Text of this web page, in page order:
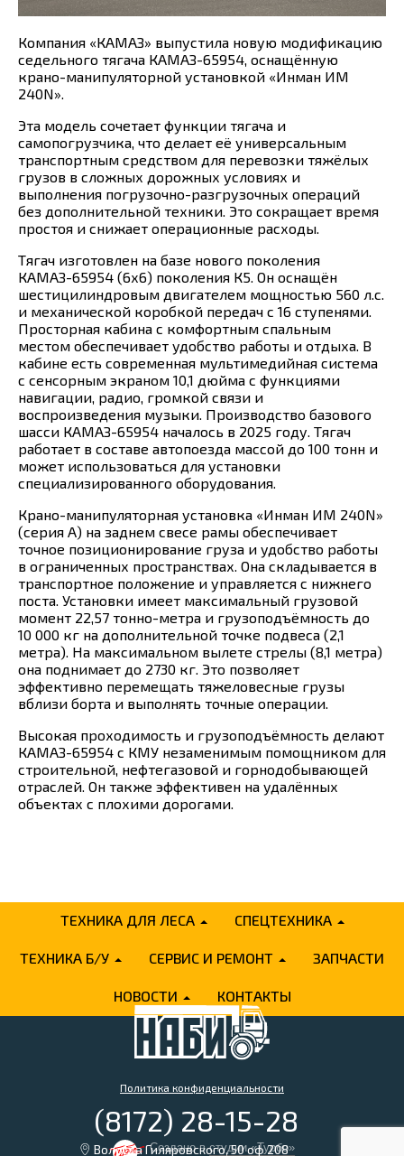
Компания «КАМАЗ» выпустила новую модификацию
седельного тягача КАМАЗ-65954, оснащённую
крано-манипуляторной установкой «Инман ИМ
240N».
Эта модель сочетает функции тягача и
самопогрузчика, что делает её универсальным
транспортным средством для перевозки тяжёлых
грузов в сложных дорожных условиях и
выполнения погрузочно-разгрузочных операций
без дополнительной техники. Это сокращает время
простоя и снижает операционные расходы.
Тягач изготовлен на базе нового поколения
КАМАЗ-65954 (6х6) поколения К5. Он оснащён
шестицилиндровым двигателем мощностью 560 л.с.
и механической коробкой передач с 16 ступенями.
Просторная кабина с комфортным спальным
местом обеспечивает удобство работы и отдыха. В
кабине есть современная мультимедийная система
с сенсорным экраном 10,1 дюйма с функциями
навигации, радио, громкой связи и
воспроизведения музыки. Производство базового
шасси КАМАЗ-65954 началось в 2025 году. Тягач
работает в составе автопоезда массой до 100 тонн и
может использоваться для установки
специализированного оборудования.
Крано-манипуляторная установка «Инман ИМ 240N»
(серия А) на заднем свесе рамы обеспечивает
точное позиционирование груза и удобство работы
в ограниченных пространствах. Она складывается в
транспортное положение и управляется с нижнего
поста. Установки имеет максимальный грузовой
момент 22,57 тонно-метра и грузоподъёмность до
10 000 кг на дополнительной точке подвеса (2,1
метра). На максимальном вылете стрелы (8,1 метра)
она поднимает до 2730 кг. Это позволяет
эффективно перемещать тяжеловесные грузы
вблизи борта и выполнять точные операции.
Высокая проходимость и грузоподъёмность делают
КАМАЗ-65954 с КМУ незаменимым помощником для
строительной, нефтегазовой и горнодобывающей
отраслей. Он также эффективен на удалённых
объектах с плохими дорогами.
ТЕХНИКА ДЛЯ ЛЕСА СПЕЦТЕХНИКА
ТЕХНИКА Б/У СЕРВИС И РЕМОНТ ЗАПЧАСТИ
НОВОСТИ КОНТАКТЫ
Политика конфиденциальности
Создано встудии «Турбо»
(8172) 28-15-28
Вологда Гиляровского, 50 оф 208